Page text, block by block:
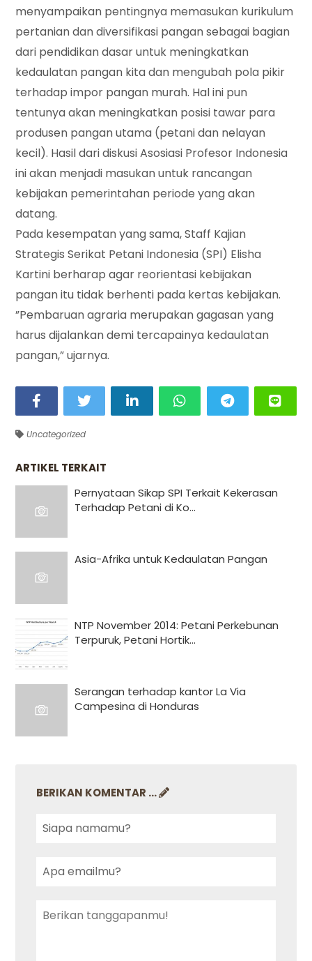
menyampaikan pentingnya memasukan kurikulum
pertanian dan diversifikasi pangan sebagai bagian
dari pendidikan dasar untuk meningkatkan
kedaulatan pangan kita dan mengubah pola pikir
terhadap impor pangan murah. Hal ini pun
tentunya akan meningkatkan posisi tawar para
produsen pangan utama (petani dan nelayan
kecil). Hasil dari diskusi Asosiasi Profesor Indonesia
ini akan menjadi masukan untuk rancangan
kebijakan pemerintahan periode yang akan
datang.
Pada kesempatan yang sama, Staff Kajian
Strategis Serikat Petani Indonesia (SPI) Elisha
Kartini berharap agar reorientasi kebijakan
pangan itu tidak berhenti pada kertas kebijakan.
”Pembaruan agraria merupakan gagasan yang
harus dijalankan demi tercapainya kedaulatan
pangan,” ujarnya.
Uncategorized
ARTIKEL TERKAIT
Pernyataan Sikap SPI Terkait Kekerasan
Terhadap Petani di Ko...
Asia-Afrika untuk Kedaulatan Pangan
NTP November 2014: Petani Perkebunan
Terpuruk, Petani Hortik...
Serangan terhadap kantor La Via
Campesina di Honduras
BERIKAN KOMENTAR ...